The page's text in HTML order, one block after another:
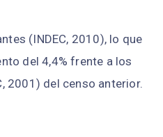
(INDEC, 2010), lo que
del 4,4% frente a los
2001) del censo anterior.